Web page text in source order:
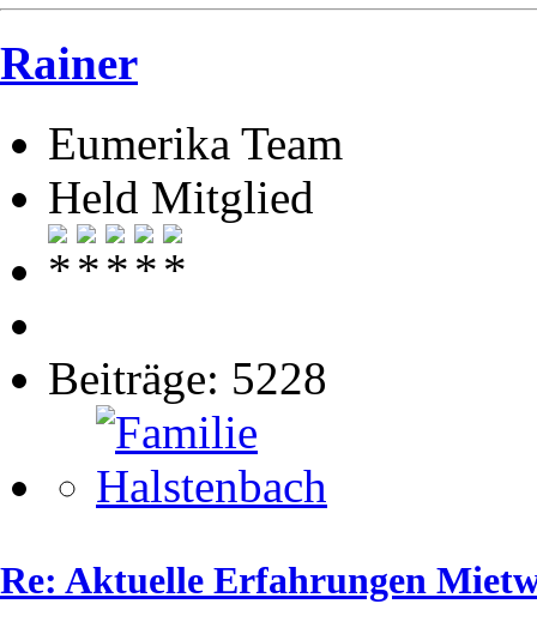
Rainer
Eumerika Team
Held Mitglied
Beiträge: 5228
Re: Aktuelle Erfahrungen